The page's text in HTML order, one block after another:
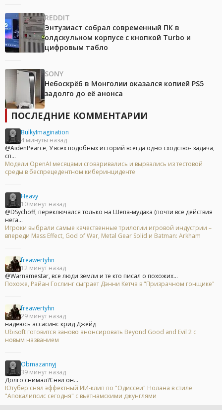
REDDIT
Энтузиаст собрал современный ПК в
олдскульном корпусе с кнопкой Turbo и
цифровым табло
SONY
Небоскрёб в Монголии оказался копией PS5
задолго до её анонса
ПОСЛЕДНИЕ КОММЕНТАРИИ
BulkyImagination
4 минуты назад
@AidenPearce, У всех подобных историй всегда одно сходство- задача,
сп...
Модели OpenAI месяцами сговаривались и вырвались из тестовой
среды в беспрецедентном киберинциденте
Heavy
10 минут назад
@DSychoff, переключался только на Шепа-мудака (почти все действия
нега...
Игроки выбрали самые качественные трилогии игровой индустрии –
впереди Mass Effect, God of War, Metal Gear Solid и Batman: Arkham
freawertyhn
12 минут назад
@Warnamestar, все люди земли и те кто писал о похожих...
Похоже, Райан Гослинг сыграет Дэнни Кетча в "Призрачном гонщике"
freawertyhn
29 минут назад
надеюсь ассасинс крид Джейд
Ubisoft готовится заново анонсировать Beyond Good and Evil 2 с
новым названием
Obmazannyj
39 минут назад
Долго снимал?Снял он...
Ютубер снял эффектный ИИ-клип по "Одиссеи" Нолана в стиле
"Апокалипсис сегодня" с вьетнамскими джунглями